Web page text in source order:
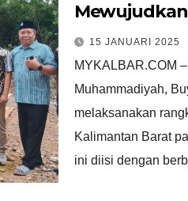
Mewujudkan
15 JANUARI 2025
MYKALBAR.COM
Muhammadiyah,
melaksanakan
Kalimantan Barat
ini diisi dengan